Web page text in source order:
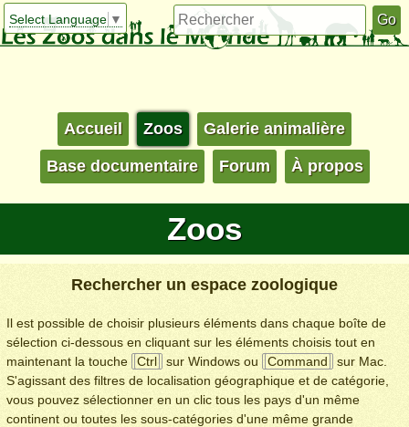
Select Language ▼
Accueil Zoos Galerie animalière
Base documentaire Forum À propos
Zoos
Rechercher un espace zoologique
Il est possible de choisir plusieurs éléments dans chaque boîte de
sélection ci-dessous en cliquant sur les éléments choisis tout en
maintenant la touche
Ctrl sur Windows ou Command
sur Mac.
S'agissant des filtres de localisation géographique et de catégorie,
vous pouvez sélectionner en un clic tous les pays d'un même
continent ou toutes les sous-catégories d'une même grande